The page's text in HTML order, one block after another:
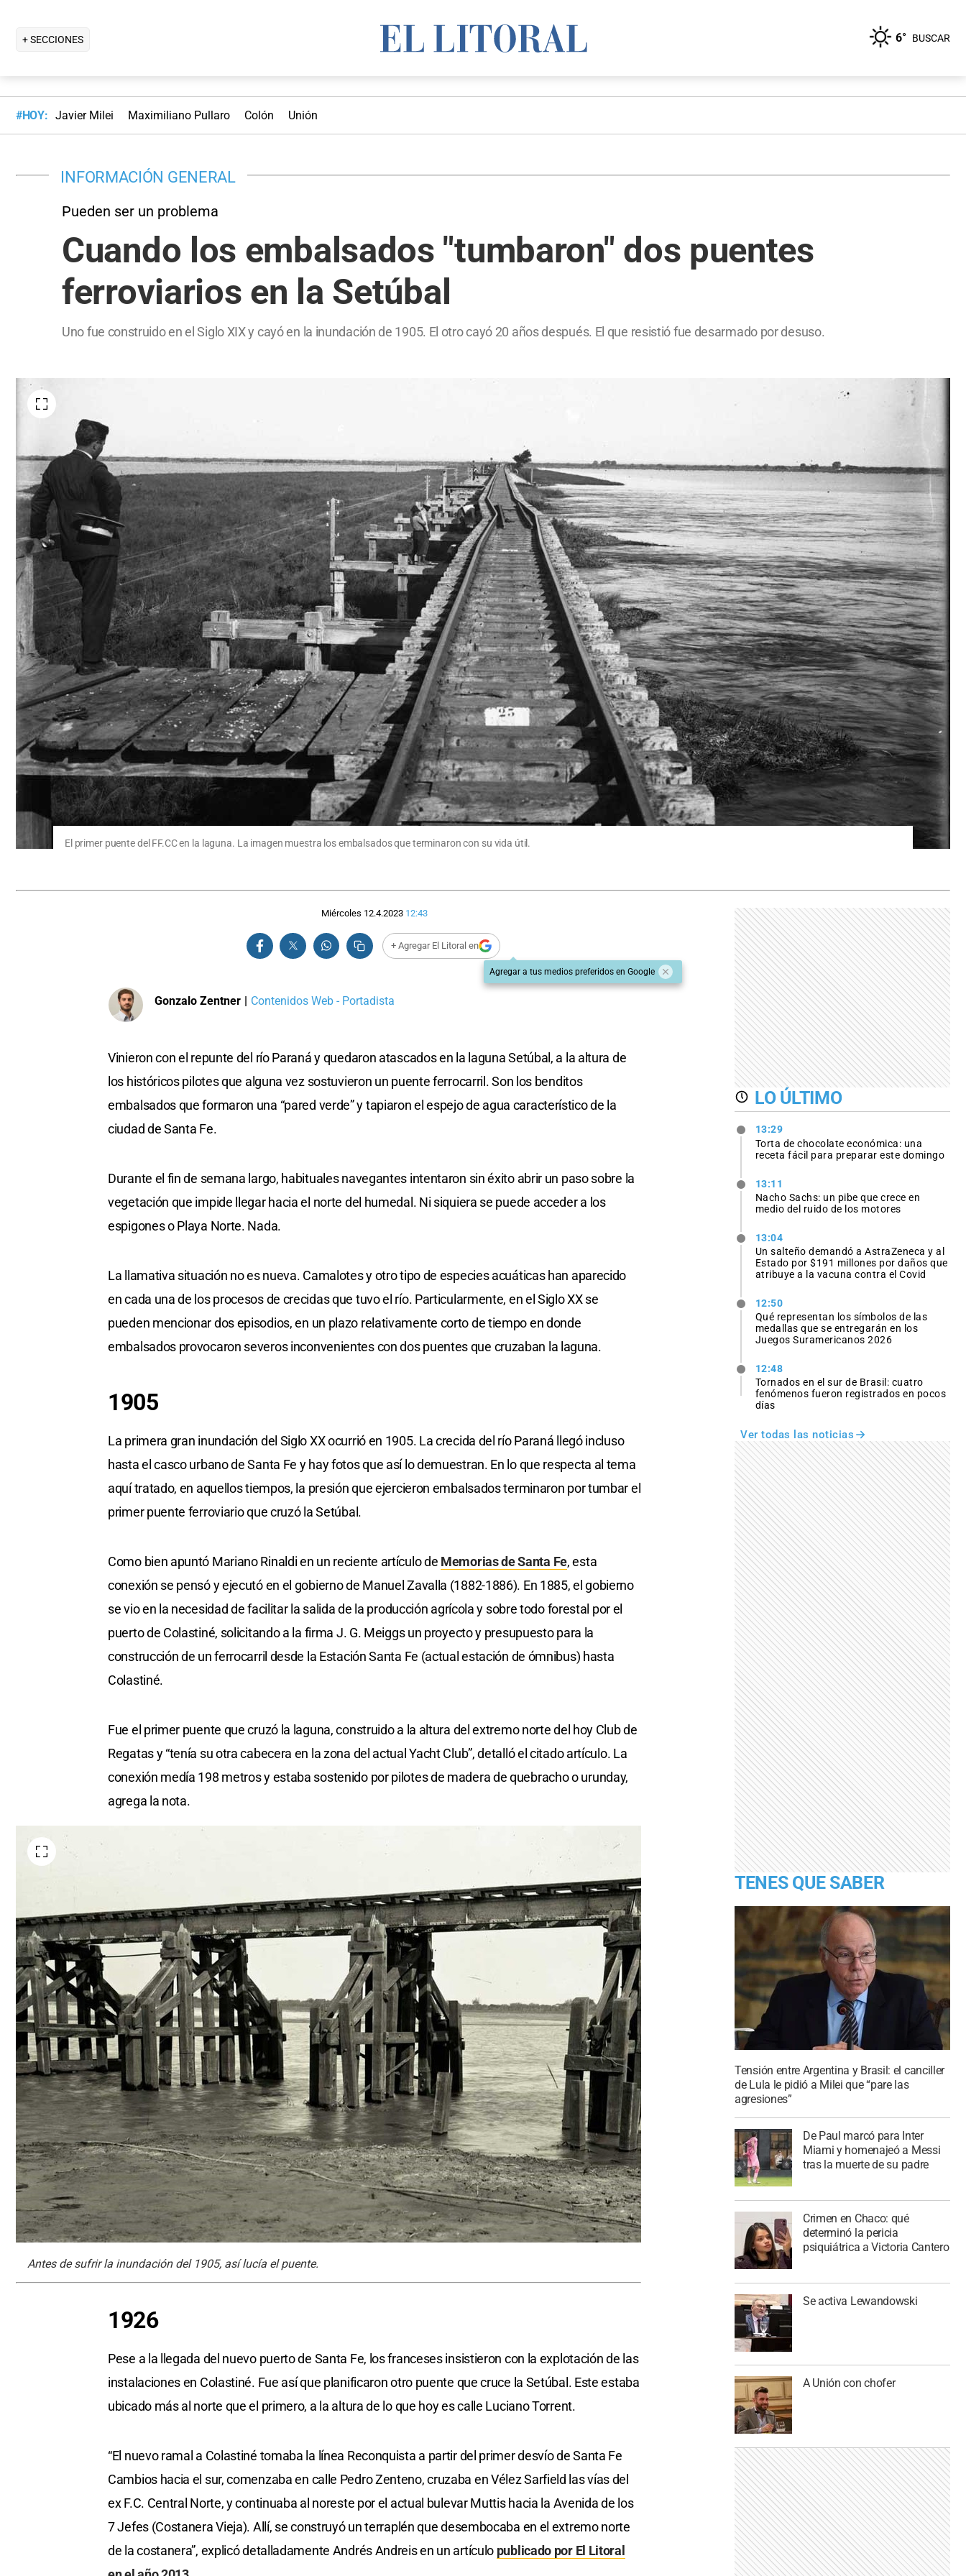
+ SECCIONES 6° BUSCAR
#HOY: Javier Milei Maximiliano Pullaro Colón Unión
INFORMACIÓN GENERAL
Pueden ser un problema
Cuando los embalsados "tumbaron" dos puentes
ferroviarios en la Setúbal
Uno fue construido en el Siglo XIX y cayó en la inundación de 1905. El otro cayó 20 años después. El que resistió fue desarmado por desuso.
El primer puente del FF.CC en la laguna. La imagen muestra los embalsados que terminaron con su vida útil.
Miércoles 12.4.2023 12:43
+ Agregar El Litoral en
Agregar a tus medios preferidos en Google
Gonzalo Zentner | Contenidos Web - Portadista
Vinieron con el repunte del río Paraná y quedaron atascados en la laguna Setúbal, a la altura de
los históricos pilotes que alguna vez sostuvieron un puente ferrocarril. Son los benditos
embalsados que formaron una “pared verde” y tapiaron el espejo de agua característico de la
ciudad de Santa Fe.
Durante el fin de semana largo, habituales navegantes intentaron sin éxito abrir un paso sobre la
vegetación que impide llegar hacia el norte del humedal. Ni siquiera se puede acceder a los
espigones o Playa Norte. Nada.
La llamativa situación no es nueva. Camalotes y otro tipo de especies acuáticas han aparecido
en cada una de los procesos de crecidas que tuvo el río. Particularmente, en el Siglo XX se
pueden mencionar dos episodios, en un plazo relativamente corto de tiempo en donde
embalsados provocaron severos inconvenientes con dos puentes que cruzaban la laguna.
1905
La primera gran inundación del Siglo XX ocurrió en 1905. La crecida del río Paraná llegó incluso
hasta el casco urbano de Santa Fe y hay fotos que así lo demuestran. En lo que respecta al tema
aquí tratado, en aquellos tiempos, la presión que ejercieron embalsados terminaron por tumbar el
primer puente ferroviario que cruzó la Setúbal.
Como bien apuntó Mariano Rinaldi en un reciente artículo de Memorias de Santa Fe, esta
conexión se pensó y ejecutó en el gobierno de Manuel Zavalla (1882-1886). En 1885, el gobierno
se vio en la necesidad de facilitar la salida de la producción agrícola y sobre todo forestal por el
puerto de Colastiné, solicitando a la firma J. G. Meiggs un proyecto y presupuesto para la
construcción de un ferrocarril desde la Estación Santa Fe (actual estación de ómnibus) hasta
Colastiné.
Fue el primer puente que cruzó la laguna, construido a la altura del extremo norte del hoy Club de
Regatas y “tenía su otra cabecera en la zona del actual Yacht Club”, detalló el citado artículo. La
conexión medía 198 metros y estaba sostenido por pilotes de madera de quebracho o urunday,
agrega la nota.
Antes de sufrir la inundación del 1905, así lucía el puente.
1926
Pese a la llegada del nuevo puerto de Santa Fe, los franceses insistieron con la explotación de las
instalaciones en Colastiné. Fue así que planificaron otro puente que cruce la Setúbal. Este estaba
ubicado más al norte que el primero, a la altura de lo que hoy es calle Luciano Torrent.
“El nuevo ramal a Colastiné tomaba la línea Reconquista a partir del primer desvío de Santa Fe
Cambios hacia el sur, comenzaba en calle Pedro Zenteno, cruzaba en Vélez Sarfield las vías del
ex F.C. Central Norte, y continuaba al noreste por el actual bulevar Muttis hacia la Avenida de los
7 Jefes (Costanera Vieja). Allí, se construyó un terraplén que desembocaba en el extremo norte
de la costanera”, explicó detalladamente Andrés Andreis en un artículo publicado por El Litoral
LO ÚLTIMO
13:29
Torta de chocolate económica: una
receta fácil para preparar este domingo
13:11
Nacho Sachs: un pibe que crece en
medio del ruido de los motores
13:04
Un salteño demandó a AstraZeneca y al
Estado por $191 millones por daños que
atribuye a la vacuna contra el Covid
12:50
Qué representan los símbolos de las
medallas que se entregarán en los
Juegos Suramericanos 2026
12:48
Tornados en el sur de Brasil: cuatro
fenómenos fueron registrados en pocos
días
Ver todas las noticias
TENES QUE SABER
Tensión entre Argentina y Brasil: el canciller
de Lula le pidió a Milei que “pare las
agresiones”
De Paul marcó para Inter
Miami y homenajeó a Messi
tras la muerte de su padre
Crimen en Chaco: qué
determinó la pericia
psiquiátrica a Victoria Cantero
Se activa Lewandowski
A Unión con chofer